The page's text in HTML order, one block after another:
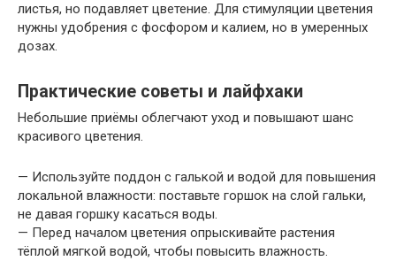
листья, но подавляет цветение. Для стимуляции цветения
нужны удобрения с фосфором и калием, но в умеренных
дозах.
Практические советы и лайфхаки
Небольшие приёмы облегчают уход и повышают шанс
красивого цветения.
— Используйте поддон с галькой и водой для повышения
локальной влажности: поставьте горшок на слой гальки,
не давая горшку касаться воды.
— Перед началом цветения опрыскивайте растения
тёплой мягкой водой, чтобы повысить влажность.